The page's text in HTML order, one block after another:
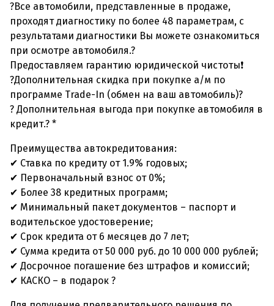
?Все автомобили, представленные в продаже,
проходят диагностику по более 48 параметрам, с
результатами диагностики Вы можете ознакомиться
при осмотре автомобиля.?
Предоставляем гарантию юридической чистоты❗
?Дополнительная скидка при покупке а/м по
программе Trade-In (обмен на ваш автомобиль)?
? Дополнительная выгода при покупке автомобиля в
кредит.? *
Преимущества автокредитования:
✔ Ставка по кредиту от 1.9% годовых;
✔ Первоначальный взнос от 0%;
✔ Более 38 кредитных программ;
✔ Минимальный пакет документов – паспорт и
водительское удостоверение;
✔ Срок кредита от 6 месяцев до 7 лет;
✔ Сумма кредита от 50 000 руб. до 10 000 000 рублей;
✔ Досрочное погашение без штрафов и комиссий;
✔ КАСКО – в подарок ?